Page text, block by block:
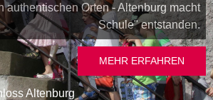
authentischen Orten - Altenburg macht
Schule" entstanden.
MEHR ERFAHREN
Altenburg